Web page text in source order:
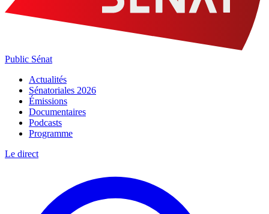
Public Sénat
Actualités
Sénatoriales 2026
Émissions
Documentaires
Podcasts
Programme
Le direct